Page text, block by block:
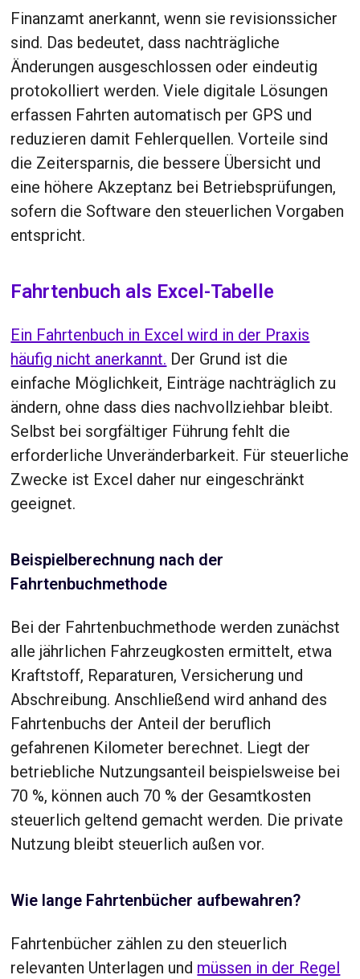
Finanzamt anerkannt, wenn sie revisionssicher
sind. Das bedeutet, dass nachträgliche
Änderungen ausgeschlossen oder eindeutig
protokolliert werden. Viele digitale Lösungen
erfassen Fahrten automatisch per GPS und
reduzieren damit Fehlerquellen. Vorteile sind
die Zeitersparnis, die bessere Übersicht und
eine höhere Akzeptanz bei Betriebsprüfungen,
sofern die Software den steuerlichen Vorgaben
entspricht.
Fahrtenbuch als Excel-Tabelle
Ein Fahrtenbuch in Excel wird in der Praxis
häufig nicht anerkannt. Der Grund ist die
einfache Möglichkeit, Einträge nachträglich zu
ändern, ohne dass dies nachvollziehbar bleibt.
Selbst bei sorgfältiger Führung fehlt die
erforderliche Unveränderbarkeit. Für steuerliche
Zwecke ist Excel daher nur eingeschränkt
geeignet.
Beispielberechnung nach der
Fahrtenbuchmethode
Bei der Fahrtenbuchmethode werden zunächst
alle jährlichen Fahrzeugkosten ermittelt, etwa
Kraftstoff, Reparaturen, Versicherung und
Abschreibung. Anschließend wird anhand des
Fahrtenbuchs der Anteil der beruflich
gefahrenen Kilometer berechnet. Liegt der
betriebliche Nutzungsanteil beispielsweise bei
70 %, können auch 70 % der Gesamtkosten
steuerlich geltend gemacht werden. Die private
Nutzung bleibt steuerlich außen vor.
Wie lange Fahrtenbücher aufbewahren?
Fahrtenbücher zählen zu den steuerlich
relevanten Unterlagen und müssen in der Regel